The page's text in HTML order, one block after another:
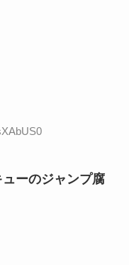
ーのジャンプ腐